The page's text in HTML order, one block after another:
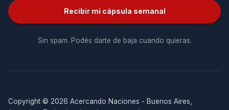
Recibir mi cápsula semanal
Sin spam. Podés darte de baja cuando quieras.
Copyright © 2026 Acercando Naciones - Buenos Aires,